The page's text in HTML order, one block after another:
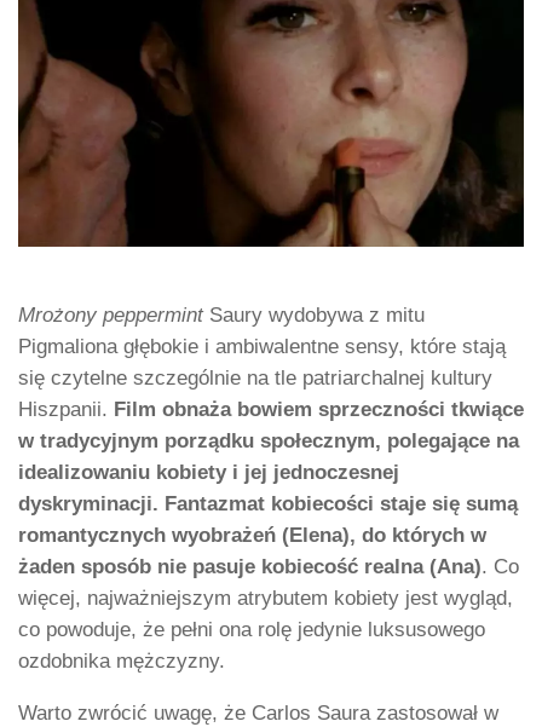
Mrożony peppermintSaury wydobywa z mitu
Pigmaliona głębokie i ambiwalentne sensy, które stają
się czytelne szczególnie na tle patriarchalnej kultury
Hiszpanii. Film obnaża bowiem sprzeczności tkwiące
w tradycyjnym porządku społecznym, polegające na
idealizowaniu kobiety i jej jednoczesnej
dyskryminacji. Fantazmat kobiecości staje się sumą
romantycznych wyobrażeń (Elena), do których w
żaden sposób nie pasuje kobiecość realna (Ana). Co
więcej, najważniejszym atrybutem kobiety jest wygląd,
co powoduje, że pełni ona rolę jedynie luksusowego
ozdobnika mężczyzny.
Warto zwrócić uwagę, że Carlos Saura zastosował w